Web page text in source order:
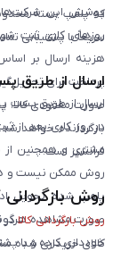
که پلمپ بسته
سریعاً با پشتیبانی
روزهای کاری ثبت
هزینه ارسال بر
پرداخت برای
صورت مفقودی کالا،
فرانشیز است.
ارسال از طریق
ارسال از طریق پست
در روز کاری بعد از
مشتری و همچنین از
پلمپ شده تحویل
صورت مشاهده
خودداری کرده و با
روش بازگردانی
روش بازگردانی کالادر
کالای خریداری شده